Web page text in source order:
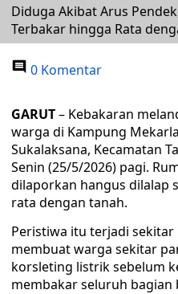
Diduga Akibat Arus
Terbakar hingga Rata
0 Komentar
GARUT– Kebakaran
warga di Kampung
Sukalaksana, Kecamatan
Senin (25/5/2026) pagi.
dilaporkan hangus dilalap
rata dengan tanah.
Peristiwa itu terjadi sekitar
membuat warga sekitar
korsleting listrik sebelum
membakar seluruh bagian